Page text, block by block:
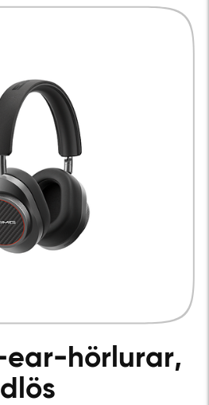
ear-hörlurar,